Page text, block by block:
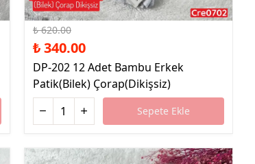
%45 İndirim
₺ 620.00
₺ 340.00
DP-202 12 Adet Bambu Erkek
Patik(Bilek) Çorap(Dikişsiz)
Sepete Ekle